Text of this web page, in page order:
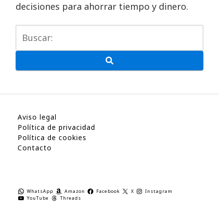
decisiones para ahorrar tiempo y dinero.
Aviso legal
Política de privacidad
Política de cookies
Contacto
WhatsApp Amazon Facebook X
Instagram
YouTube
Threads